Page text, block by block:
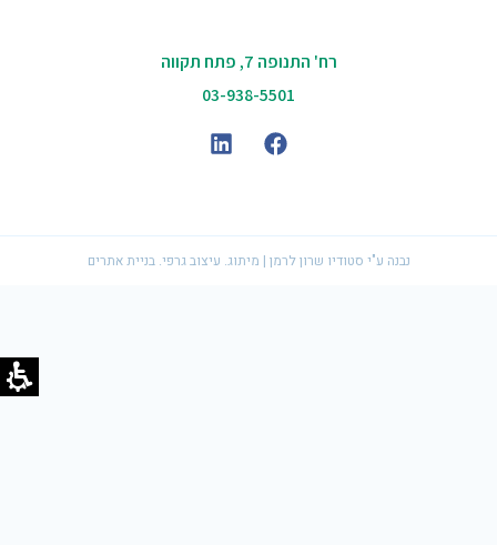
רח' התנופה 7, פתח תקווה
03-938-5501
נבנה ע"י סטודיו שרון לרמן | מיתוג. עיצוב גרפי. בניית אתרים